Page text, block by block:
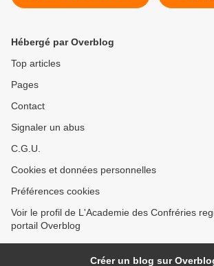
Amis du vin et du cochon
Hébergé par Overblog
Top articles
Pages
Contact
Signaler un abus
C.G.U.
Cookies et données personnelles
Préférences cookies
Voir le profil de L'Academie des Confréries
portail Overblog
Créer un blog sur